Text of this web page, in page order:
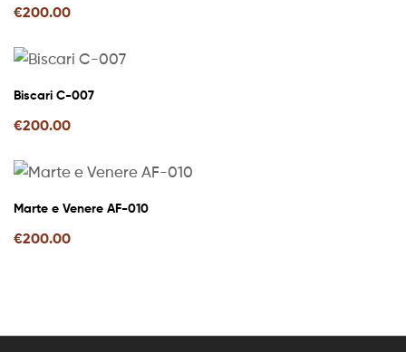
€200.00
Biscari C-007
€200.00
Marte e Venere AF-010
€200.00